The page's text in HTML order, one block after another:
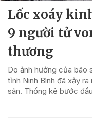
Lốc xoáy
9 người tử
thương
Do ảnh hưởng của bão
tỉnh Ninh Bình đã xảy
sản. Thống kê bước